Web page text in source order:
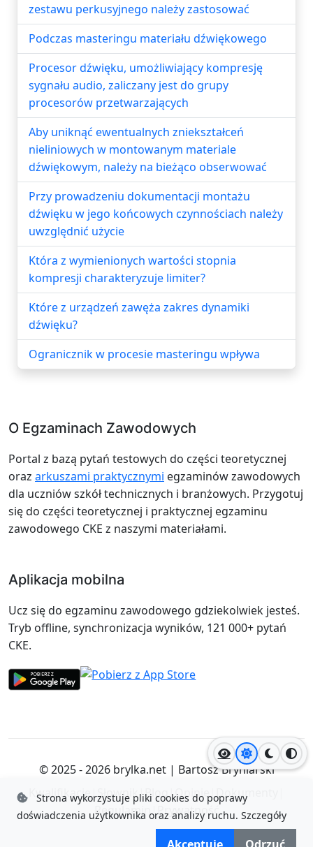
Jasny motyw
Ciemny
zestawu perkusyjnego należy zastosować
Podczas masteringu materiału dźwiękowego
Procesor dźwięku, umożliwiający kompresję
sygnału audio, zaliczany jest do grupy
procesorów przetwarzających
Aby uniknąć ewentualnych zniekształceń
nieliniowych w montowanym materiale
dźwiękowym, należy na bieżąco obserwować
Przy prowadzeniu dokumentacji montażu
dźwięku w jego końcowych czynnościach należy
uwzględnić użycie
Która z wymienionych wartości stopnia
kompresji charakteryzuje limiter?
Które z urządzeń zawęża zakres dynamiki
dźwięku?
Ogranicznik w procesie masteringu wpływa
O Egzaminach Zawodowych
Portal z bazą pytań testowych do części teoretycznej
oraz arkuszami praktycznymi egzaminów zawodowych
dla uczniów szkół technicznych i branżowych. Przygotuj
się do części teoretycznej i praktycznej egzaminu
zawodowego CKE z naszymi materiałami.
Aplikacja mobilna
Ucz się do egzaminu zawodowego gdziekolwiek jesteś.
Tryb offline, synchronizacja wyników, 121 000+ pytań
CKE.
© 2025 - 2026 brylka.net| Bartosz Bryniarski
Kwalifikacje|Słownik|Blog|Opinie|Dokumenty
Regulamin|Prywatność
Strona wykorzystuje pliki cookies do poprawy
doświadczenia użytkownika oraz analizy ruchu. Szczegóły
Akceptuję Odrzuć